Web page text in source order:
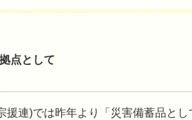
点として
連)では昨年より「災害備蓄品と